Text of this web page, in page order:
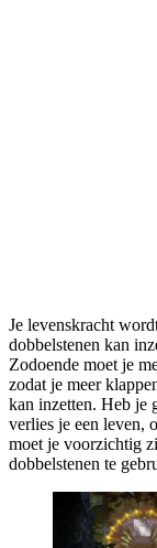
Je levenskracht
dobbelstenen kan
Zodoende moet je
zodat je meer
kan inzetten. Heb je
verlies je een leven,
moet je voorzichtig
dobbelstenen te